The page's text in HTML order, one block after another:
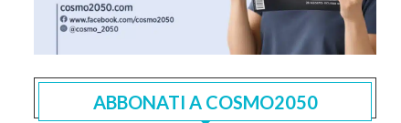
ABBONATI A COSMO2050